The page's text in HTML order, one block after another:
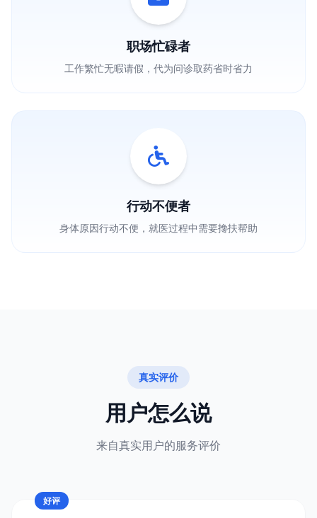
职场忙碌者
工作繁忙无暇请假，代为问诊取药省时省力
行动不便者
身体原因行动不便，就医过程中需要搀扶帮助
真实评价
用户怎么说
来自真实用户的服务评价
好评